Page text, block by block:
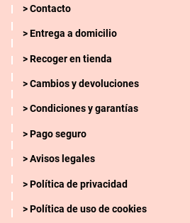
Contacto
Entrega a domicilio
Recoger en tienda
Cambios y devoluciones
Condiciones y garantías
Pago seguro
Avisos legales
Política de privacidad
Política de uso de cookies